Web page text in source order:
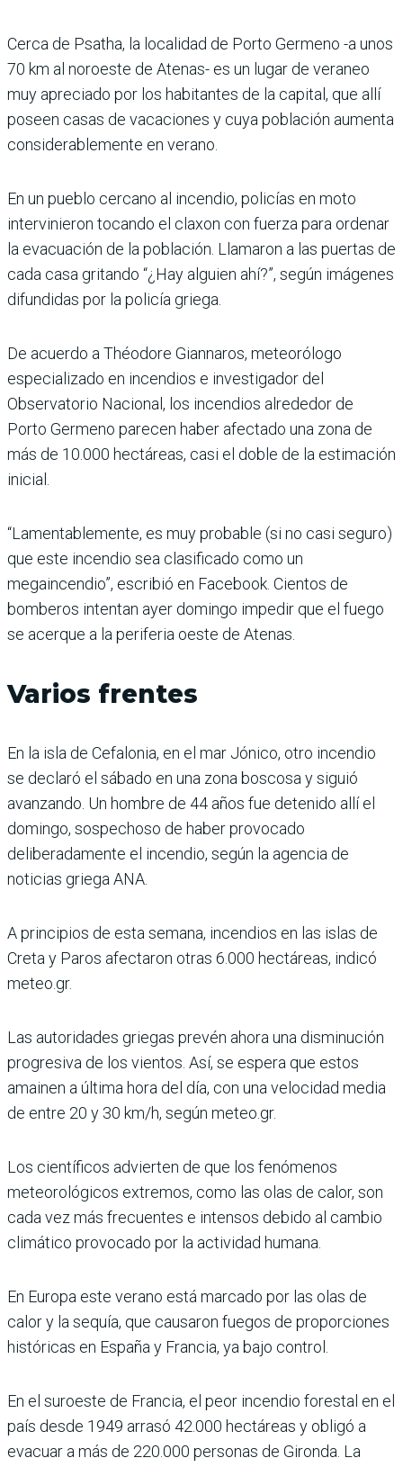
Cerca de Psatha, la localidad de Porto Germeno -a unos
70 km al noroeste de Atenas- es un lugar de veraneo
muy apreciado por los habitantes de la capital, que allí
poseen casas de vacaciones y cuya población aumenta
considerablemente en verano.
En un pueblo cercano al incendio, policías en moto
intervinieron tocando el claxon con fuerza para ordenar
la evacuación de la población. Llamaron a las puertas de
cada casa gritando “¿Hay alguien ahí?”, según imágenes
difundidas por la policía griega.
De acuerdo a Théodore Giannaros, meteorólogo
especializado en incendios e investigador del
Observatorio Nacional, los incendios alrededor de
Porto Germeno parecen haber afectado una zona de
más de 10.000 hectáreas, casi el doble de la estimación
inicial.
“Lamentablemente, es muy probable (si no casi seguro)
que este incendio sea clasificado como un
megaincendio”, escribió en Facebook. Cientos de
bomberos intentan ayer domingo impedir que el fuego
se acerque a la periferia oeste de Atenas.
Varios frentes
En la isla de Cefalonia, en el mar Jónico, otro incendio
se declaró el sábado en una zona boscosa y siguió
avanzando. Un hombre de 44 años fue detenido allí el
domingo, sospechoso de haber provocado
deliberadamente el incendio, según la agencia de
noticias griega ANA.
A principios de esta semana, incendios en las islas de
Creta y Paros afectaron otras 6.000 hectáreas, indicó
meteo.gr.
Las autoridades griegas prevén ahora una disminución
progresiva de los vientos. Así, se espera que estos
amainen a última hora del día, con una velocidad media
de entre 20 y 30 km/h, según meteo.gr.
Los científicos advierten de que los fenómenos
meteorológicos extremos, como las olas de calor, son
cada vez más frecuentes e intensos debido al cambio
climático provocado por la actividad humana.
En Europa este verano está marcado por las olas de
calor y la sequía, que causaron fuegos de proporciones
históricas en España y Francia, ya bajo control.
En el suroeste de Francia, el peor incendio forestal en el
país desde 1949 arrasó 42.000 hectáreas y obligó a
evacuar a más de 220.000 personas de Gironda. La